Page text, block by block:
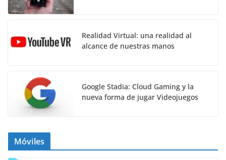
Realidad Virtual: una realidad al
alcance de nuestras manos
Google Stadia: Cloud Gaming y la
nueva forma de jugar Videojuegos
Móviles